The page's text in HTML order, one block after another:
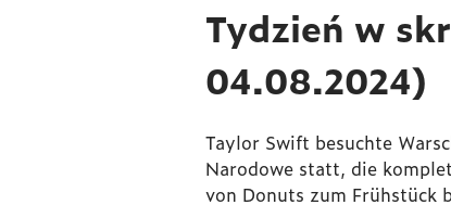
Tydzień w
04.08.2024)
Taylor Swift besuchte
Narodowe statt, die
von Donuts zum Frühstück